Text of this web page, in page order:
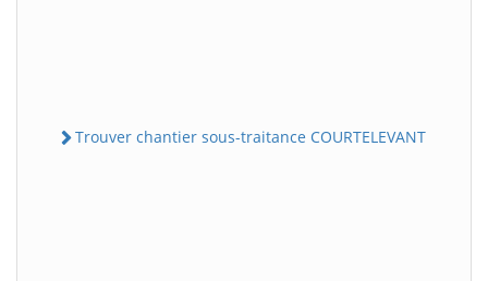
Trouver chantier sous-traitance COURTELEVANT